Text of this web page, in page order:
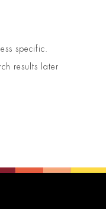
specific.
results later